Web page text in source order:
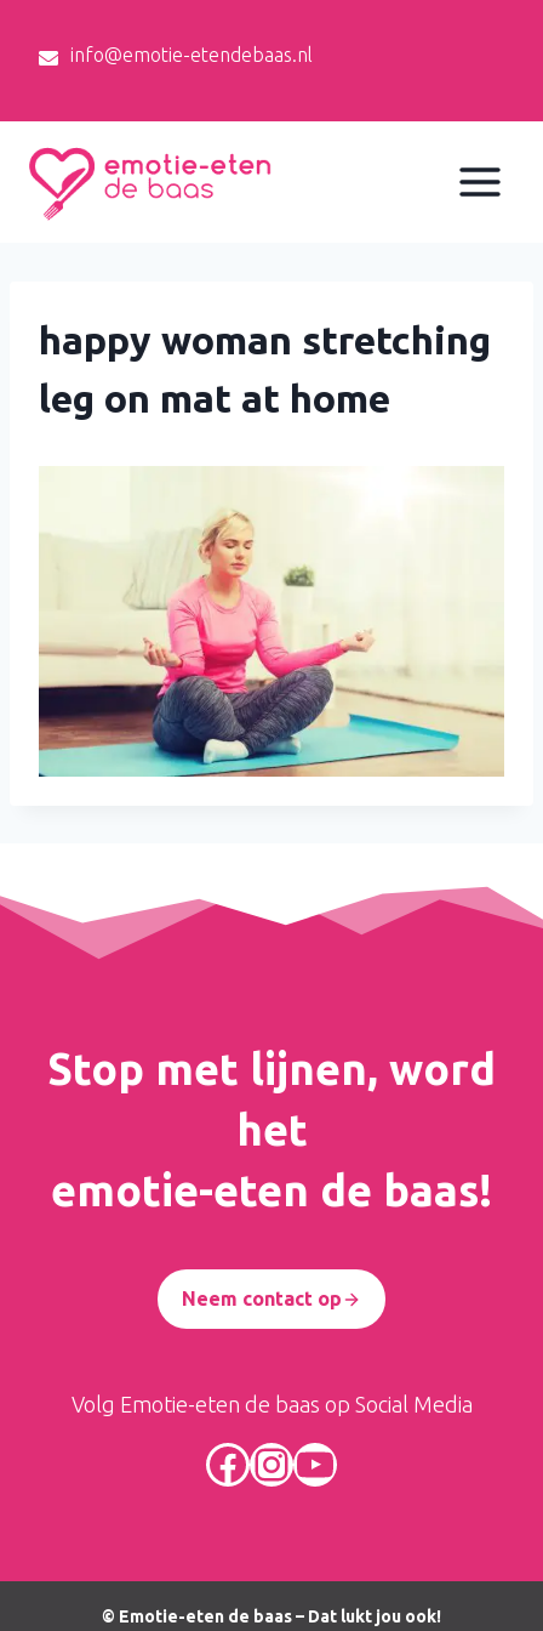
naar
info@emotie-etendebaas.nl
happy woman stretching
leg on mat at home
Stop met lijnen, word
het
emotie-eten de baas!
Neem contact op
Volg Emotie-eten de baas op Social Media
Facebook
Instagram
YouTube
© Emotie-eten de baas – Dat lukt jou ook!